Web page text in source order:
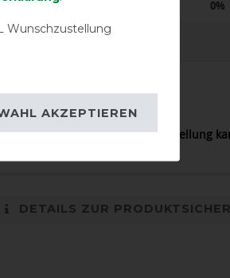
0%
01.12.2023
beschrieben, passt perfekt. Bestellung
DETAILS ZUR
Wunschzustellung
AKZEPTIEREN